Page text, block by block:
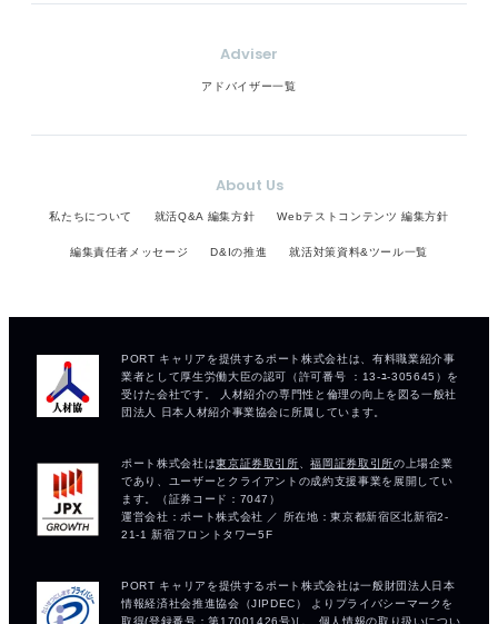
Adviser
アドバイザー一覧
About Us
私たちについて 就活Q&A 編集方針 Webテストコンテンツ 編集方針
編集責任者メッセージ D&Iの推進 就活対策資料&ツール一覧